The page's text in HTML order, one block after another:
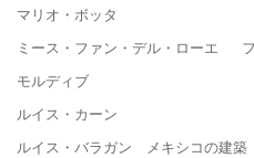
マリオ・ボッタ
ミース・ファン・デル・ローエ
モルディブ
ルイス・カーン
ルイス・バラガン メキシコの建築